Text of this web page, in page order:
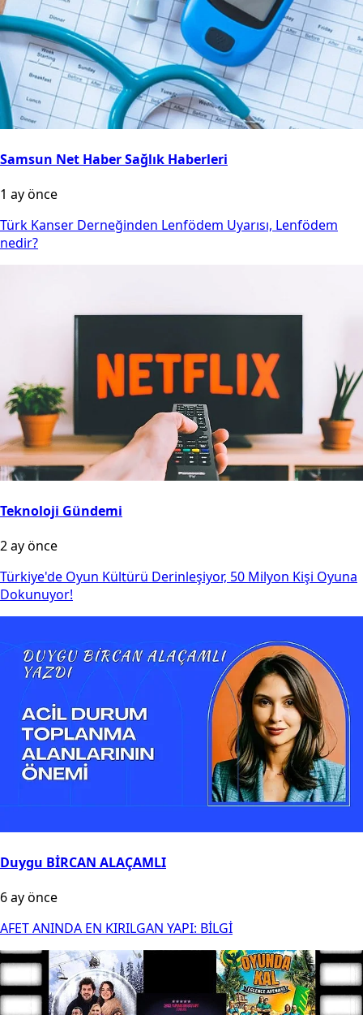
Samsun Net Haber Sağlık Haberleri
1 ay önce
Türk Kanser Derneğinden Lenfödem Uyarısı, Lenfödem
nedir?
Teknoloji Gündemi
2 ay önce
Türkiye'de Oyun Kültürü Derinleşiyor, 50 Milyon Kişi Oyuna
Dokunuyor!
Duygu BİRCAN ALAÇAMLI
6 ay önce
AFET ANINDA EN KIRILGAN YAPI: BİLGİ